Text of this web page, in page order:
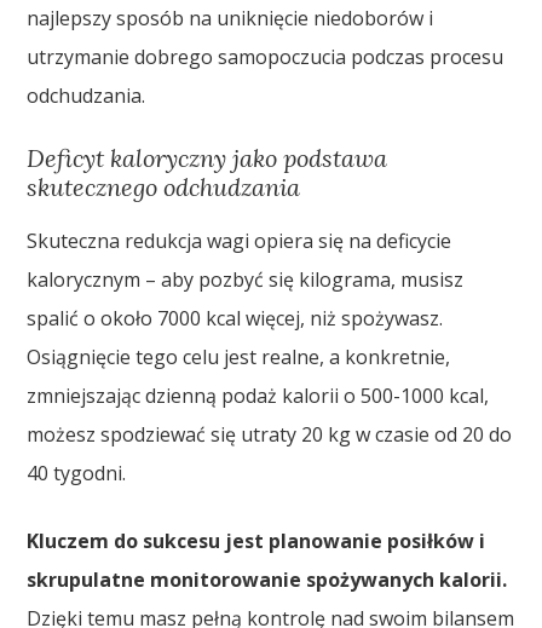
najlepszy sposób na uniknięcie niedoborów i
utrzymanie dobrego samopoczucia podczas procesu
odchudzania.
Deficyt kaloryczny jako podstawa
skutecznego odchudzania
Skuteczna redukcja wagi opiera się na deficycie
kalorycznym – aby pozbyć się kilograma, musisz
spalić o około 7000 kcal więcej, niż spożywasz.
Osiągnięcie tego celu jest realne, a konkretnie,
zmniejszając dzienną podaż kalorii o 500-1000 kcal,
możesz spodziewać się utraty 20 kg w czasie od 20 do
40 tygodni.
Kluczem do sukcesu jest planowanie posiłków i
skrupulatne monitorowanie spożywanych kalorii.
Dzięki temu masz pełną kontrolę nad swoim bilansem